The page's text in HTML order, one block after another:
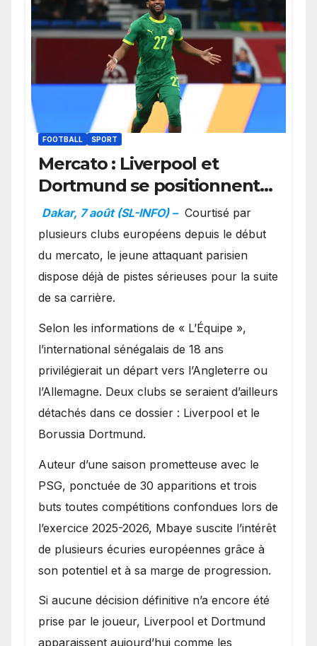
FOOTBALL SPORT
Mercato : Liverpool et
Dortmund se positionnent
en favoris pour recruter
Ibrahim Mbaye
Dakar, 7 août (SL-INFO) – Courtisé par
plusieurs clubs européens depuis le début
du mercato, le jeune attaquant parisien
dispose déjà de pistes sérieuses pour la suite
de sa carrière.
Selon les informations de « L’Équipe »,
l’international sénégalais de 18 ans
privilégierait un départ vers l’Angleterre ou
l’Allemagne. Deux clubs se seraient d’ailleurs
détachés dans ce dossier : Liverpool et le
Borussia Dortmund.
Auteur d’une saison prometteuse avec le
PSG, ponctuée de 30 apparitions et trois
buts toutes compétitions confondues lors de
l’exercice 2025-2026, Mbaye suscite l’intérêt
de plusieurs écuries européennes grâce à
son potentiel et à sa marge de progression.
Si aucune décision définitive n’a encore été
prise par le joueur, Liverpool et Dortmund
apparaissent aujourd’hui comme les